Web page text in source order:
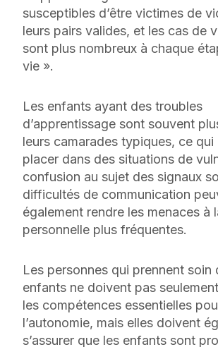
susceptibles d’être victimes de
leurs pairs valides, et les cas de
sont plus nombreux à chaque
vie ».
Les enfants ayant des troubles
d’apprentissage sont souvent
leurs camarades typiques, ce qui
placer dans des situations de
confusion au sujet des signaux
difficultés de communication
également rendre les menaces à
personnelle plus fréquentes.
Les personnes qui prennent soin
enfants ne doivent pas
les compétences essentielles
l’autonomie, mais elles doivent
s’assurer que les enfants sont